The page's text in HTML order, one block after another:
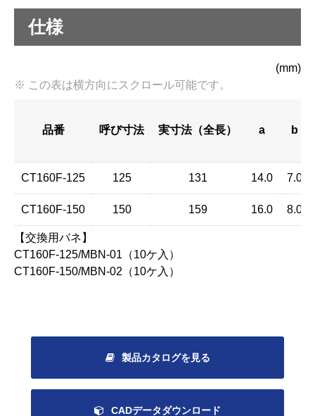
仕様
(mm)
品番 呼び寸法 実寸法（全長） a b
CT160F-125 125 131 14.0 7.0
CT160F-150 150 159 16.0 8.0
【交換用バネ】
CT160F-125/MBN-01（10ケ入）
CT160F-150/MBN-02（10ケ入）
製品カタログを見る
CADデータダウンロード